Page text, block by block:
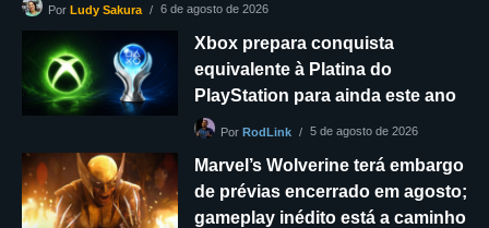
PorLudy Sakura 6 de agosto de 2026
Xbox prepara conquista
equivalente à Platina do
PlayStation para ainda este ano
PorRodLink 5 de agosto de 2026
Marvel’s Wolverine terá embargo
de prévias encerrado em agosto;
gameplay inédito está a caminho